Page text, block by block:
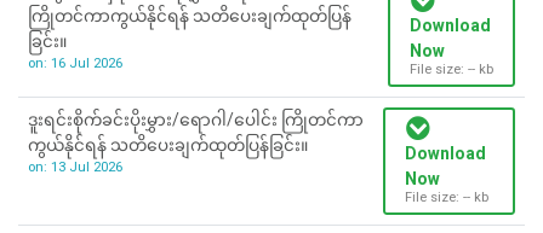
ကြိုတင်ကာကွယ်နိုင်ရန် သတိပေးချက်ထုတ်ပြန်
ခြင်း။
on: 16 Jul 2026
Download
Now
File size: -- kb
ဒူးရင်းစိုက်ခင်းပိုးမွှား/ရောဂါ/ပေါင်း ကြိုတင်ကာ
ကွယ်နိုင်ရန် သတိပေးချက်ထုတ်ပြန်ခြင်း။
on: 13 Jul 2026
Download
Now
File size: -- kb